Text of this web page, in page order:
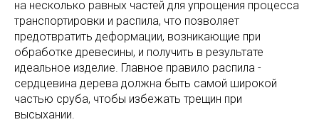
на несколько равных частей для упрощения процесса
транспортировки и распила, что позволяет
предотвратить деформации, возникающие при
обработке древесины, и получить в результате
идеальное изделие. Главное правило распила -
сердцевина дерева должна быть самой широкой
частью сруба, чтобы избежать трещин при
высыхании.